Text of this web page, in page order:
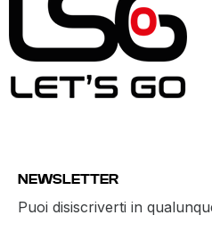
NEWSLETTER
Puoi disiscriverti in